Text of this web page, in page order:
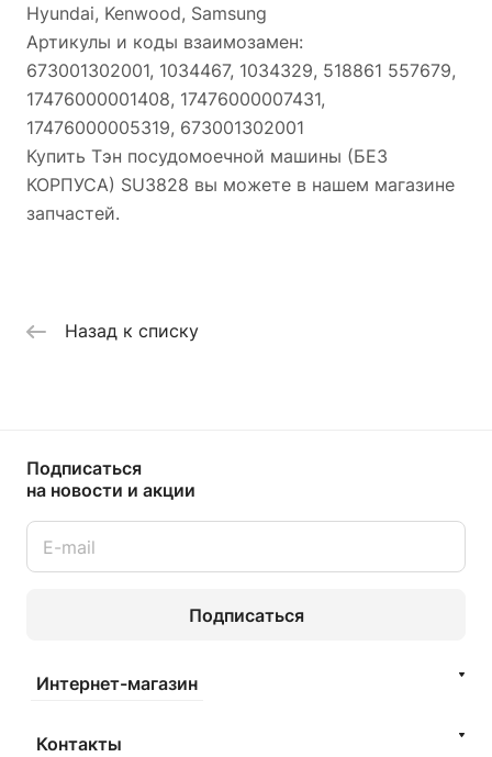
Hyundai, Kenwood, Samsung
Артикулы и коды взаимозамен:
673001302001, 1034467, 1034329, 518861 557679,
17476000001408, 17476000007431,
17476000005319, 673001302001
Купить Тэн посудомоечной машины (БЕЗ
КОРПУСА) SU3828 вы можете в нашем магазине
запчастей.
Назад к списку
Подписаться
на новости и акции
Подписаться
Интернет-магазин
Контакты